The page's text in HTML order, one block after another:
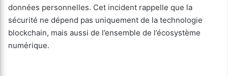
données personnelles. Cet incident rappelle que la
sécurité ne dépend pas uniquement de la technologie
blockchain, mais aussi de l’ensemble de l’écosystème
numérique.